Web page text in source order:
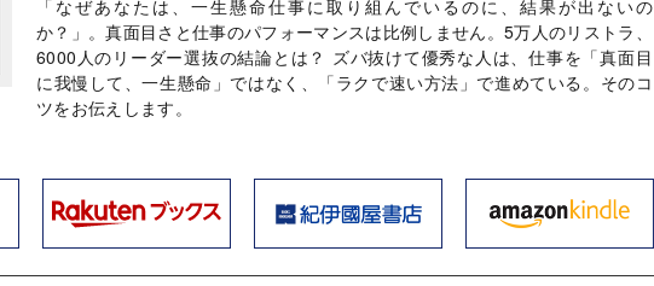
「なぜあなたは、一生懸命仕事に取り組んでいるのに、結果が出ないの
か？」。真面目さと仕事のパフォーマンスは比例しません。5万人のリストラ、
6000人のリーダー選抜の結論とは？ ズバ抜けて優秀な人は、仕事を「真面目
に我慢して、一生懸命」ではなく、「ラクで速い方法」で進めている。そのコ
ツをお伝えします。